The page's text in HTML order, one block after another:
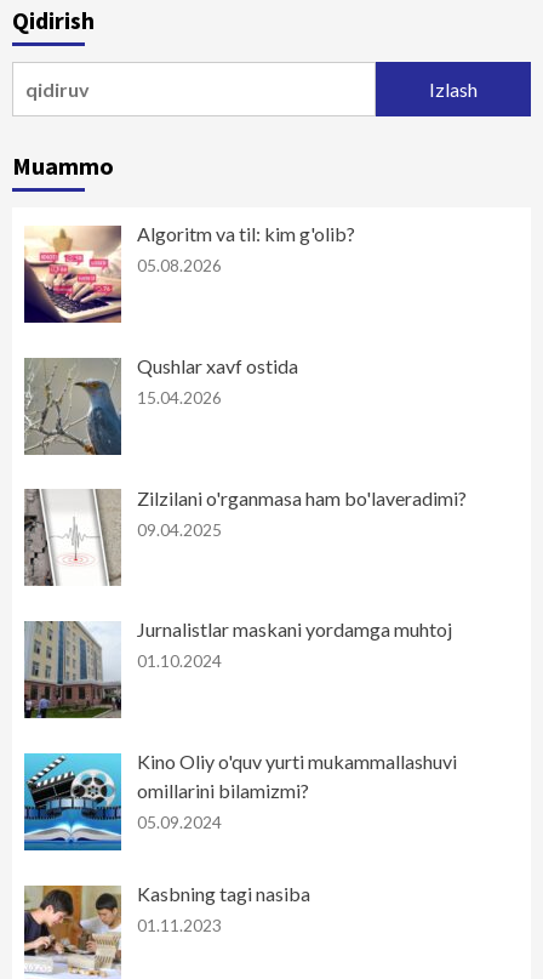
Qidirish
Muammo
Algoritm va til: kim g'olib?
05.08.2026
Qushlar xavf ostida
15.04.2026
Zilzilani o'rganmasa ham bo'laveradimi?
09.04.2025
Jurnalistlar maskani yordamga muhtoj
01.10.2024
Kino Oliy o'quv yurti mukammallashuvi
omillarini bilamizmi?
05.09.2024
Kasbning tagi nasiba
01.11.2023